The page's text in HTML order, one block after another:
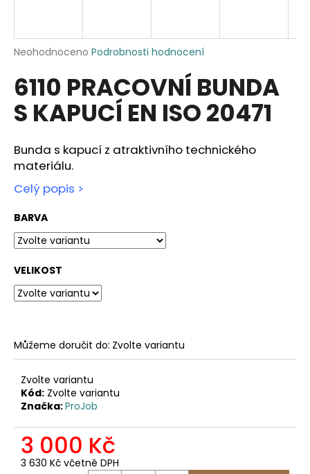
Průměrné
produktu
je
0,0
z
hvězdiček.
Neohodnoceno Podrobnosti hodnocení
6110 PRACOVNÍ BUNDA
S KAPUCÍ EN ISO 20471
Bunda s kapucí z atraktivního technického
materiálu.
Celý popis >
BARVA
VELIKOST
Můžeme doručit do: Zvolte variantu
Zvolte variantu
Kód: Zvolte variantu
Značka:ProJob
3 000 Kč
3 630 Kč včetně DPH
j
í
?
D
o
p
o
r
u
j
e
m
e
2325
MICROFLEECOVÁ
PRACOVNÍ
MIKINA